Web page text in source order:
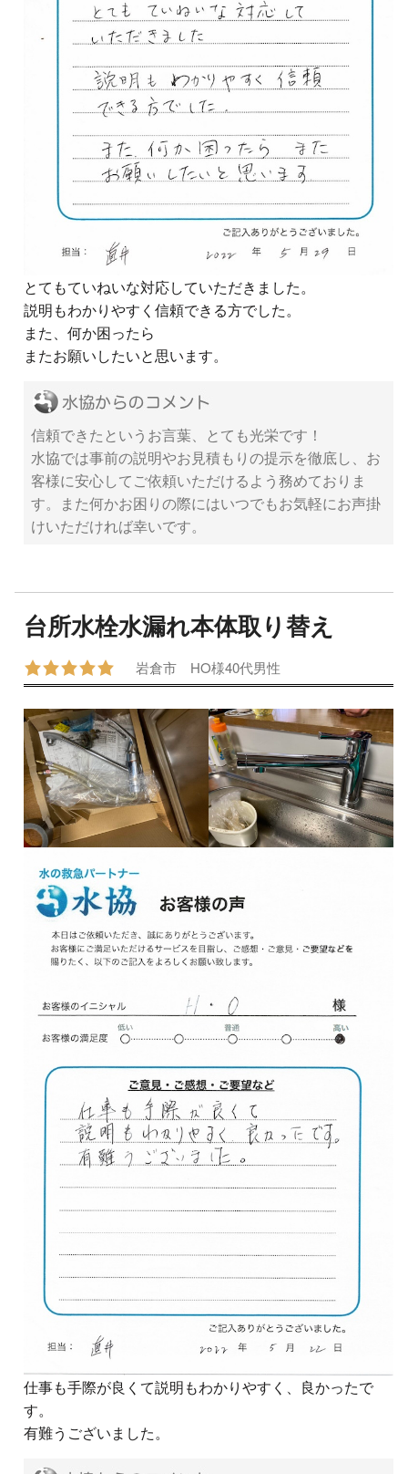
とてもていねいな対応していただきました。
説明もわかりやすく信頼できる方でした。
また、何か困ったら
またお願いしたいと思います。
信頼できたというお言葉、とても光栄です！
水協では事前の説明やお見積もりの提示を徹底し、お
客様に安心してご依頼いただけるよう務めておりま
す。また何かお困りの際にはいつでもお気軽にお声掛
けいただければ幸いです。
台所水栓水漏れ本体取り替え
岩倉市 HO様40代男性
仕事も手際が良くて説明もわかりやすく、良かったで
す。
有難うございました。